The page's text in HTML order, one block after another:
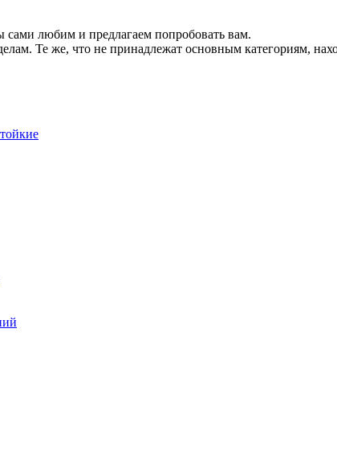
любим и предлагаем попробовать вам.
Те же, что не принадлежат основным категориям,